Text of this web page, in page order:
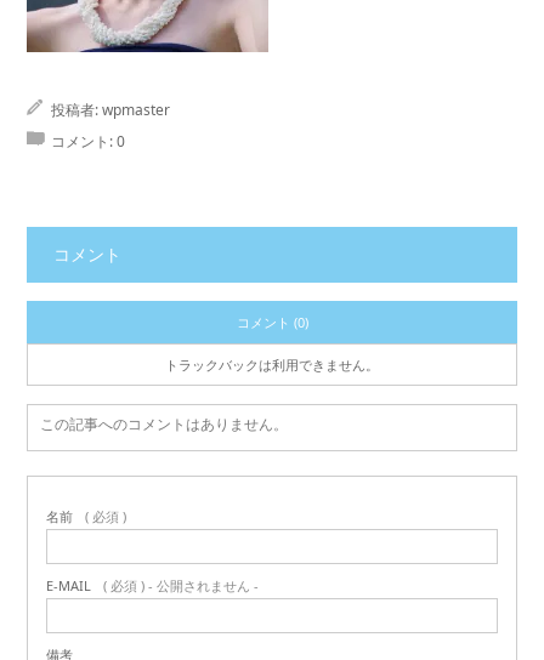
投稿者:wpmaster
コメント:0
コメント
コメント (0)
トラックバックは利用できません。
この記事へのコメントはありません。
名前 ( 必須 )
E-MAIL ( 必須 ) - 公開されません -
備考